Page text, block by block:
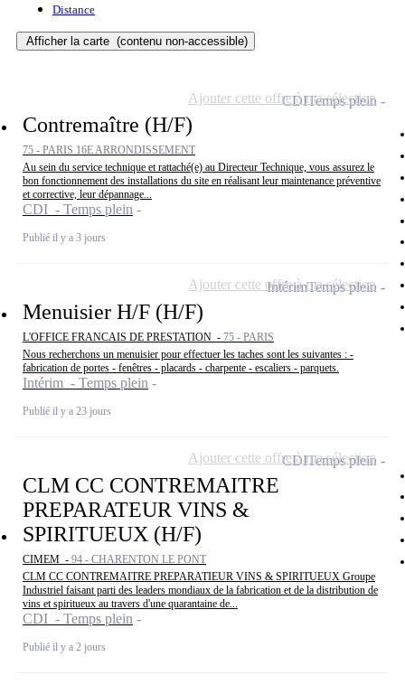
Distance
Afficher la carte (contenu non-accessible)
Contremaître (H/F)
75 - PARIS 16E ARRONDISSEMENT
Au sein du service technique et rattaché(e) au Directeur Technique, vous assurez le
bon fonctionnement des installations du site en réalisant leur maintenance préventive
et corrective, leur dépannage...
CDI - Temps plein
Publié il y a 3 jours
CDITemps plein
Ajouter cette offre à ma sélection
Menuisier H/F (H/F)
L'OFFICE FRANCAIS DE PRESTATION - 75 - PARIS
Nous recherchons un menuisier pour effectuer les taches sont les suivantes : -
fabrication de portes - fenêtres - placards - charpente - escaliers - parquets.
Intérim - Temps plein
Publié il y a 23 jours
IntérimTemps plein
Ajouter cette offre à ma sélection
CLM CC CONTREMAITRE
PREPARATEUR VINS &
SPIRITUEUX (H/F)
CIMEM - 94 - CHARENTON LE PONT
CLM CC CONTREMAITRE PREPARATIEUR VINS & SPIRITUEUX Groupe
Industriel faisant parti des leaders mondiaux de la fabrication et de la distribution de
vins et spiritueux au travers d'une quarantaine de...
CDI - Temps plein
Publié il y a 2 jours
CDITemps plein
Ajouter cette offre à ma sélection